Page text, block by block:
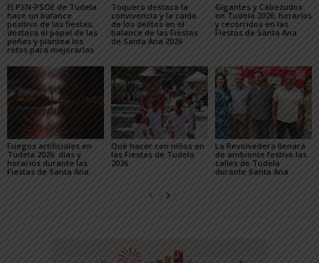
El PSN-PSOE de Tudela
hace un balance
positivo de las fiestas,
destaca el papel de las
peñas y plantea los
retos para mejorarlas
Toquero destaca la
convivencia y la caída
de los delitos en el
balance de las Fiestas
de Santa Ana 2026
Gigantes y Cabezudos
en Tudela 2026: horarios
y recorridos en las
Fiestas de Santa Ana
Fuegos artificiales en
Tudela 2026: días y
horarios durante las
Fiestas de Santa Ana
Qué hacer con niños en
las Fiestas de Tudela
2026
La Revolvedera llenará
de ambiente festivo las
calles de Tudela
durante Santa Ana